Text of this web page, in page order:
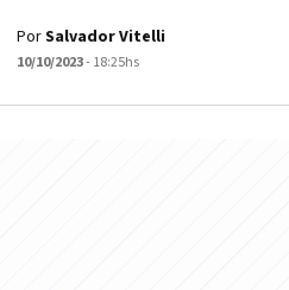
PorSalvador Vitelli
10/10/2023- 18:25hs